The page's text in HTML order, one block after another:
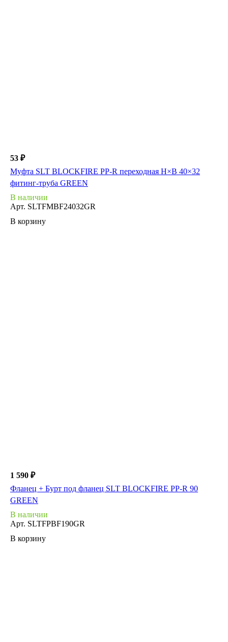
53 ₽
Муфта SLT BLOCKFIRE PP-R переходная Н×В 40×32
фитинг-труба GREEN
В наличии
Арт. SLTFMBF24032GR
В корзину
1 590 ₽
Фланец + Бурт под фланец SLT BLOCKFIRE PP-R 90
GREEN
В наличии
Арт. SLTFPBF190GR
В корзину